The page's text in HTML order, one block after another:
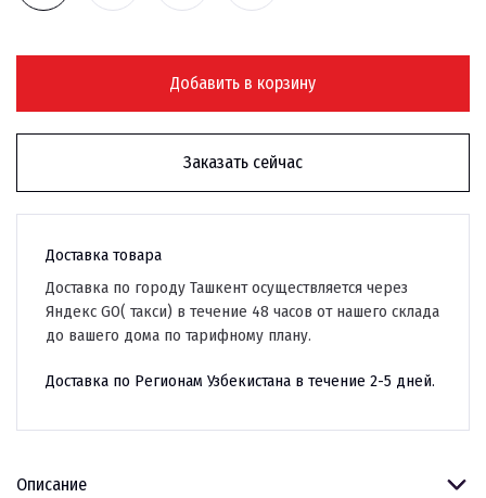
Добавить в корзину
Заказать сейчас
Доставка товара
Доставка по городу Ташкент осуществляется через
Яндекс GO( такси) в течение 48 часов от нашего склада
до вашего дома по тарифному плану.
Доставка по Регионам Узбекистана в течение 2-5 дней.
Описание